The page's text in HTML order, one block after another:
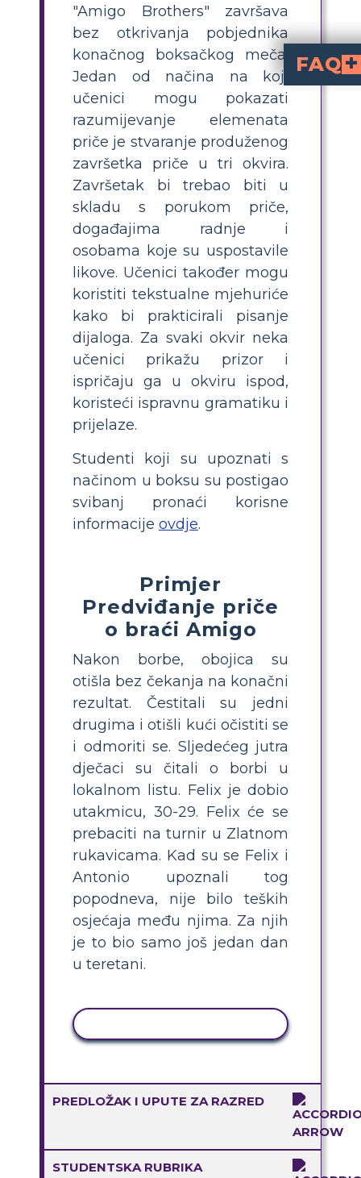
"Amigo Brothers" završava
bez otkrivanja pobjednika
konačnog boksačkog meča.
Jedan od načina na koji
učenici mogu pokazati
razumijevanje elemenata
priče je stvaranje produženog
završetka priče u tri okvira.
Završetak bi trebao biti u
skladu s porukom priče,
događajima radnje i
osobama koje su uspostavile
likove. Učenici također mogu
koristiti tekstualne mjehuriće
kako bi prakticirali pisanje
dijaloga. Za svaki okvir neka
učenici prikažu prizor i
ispričaju ga u okviru ispod,
koristeći ispravnu gramatiku i
prijelaze.
Studenti koji su upoznati s
načinom u boksu su postigao
svibanj pronaći korisne
informacije ovdje.
Primjer
Predviđanje priče
o braći Amigo
Nakon borbe, obojica su
otišla bez čekanja na konačni
rezultat. Čestitali su jedni
drugima i otišli kući očistiti se
i odmoriti se. Sljedećeg jutra
dječaci su čitali o borbi u
lokalnom listu. Felix je dobio
utakmicu, 30-29. Felix će se
prebaciti na turnir u Zlatnom
rukavicama. Kad su se Felix i
Antonio upoznali tog
popodneva, nije bilo teških
osjećaja među njima. Za njih
je to bio samo još jedan dan
u teretani.
PREDLOŽAK I UPUTE ZA RAZRED
STUDENTSKA RUBRIKA
FAQ